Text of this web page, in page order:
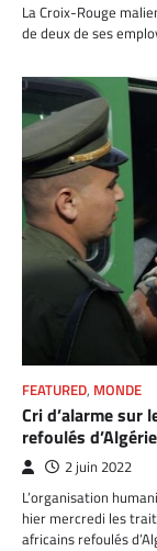
La Croix-Rouge
de deux de ses
FEATURED, MONDE
Cri d’alarme sur
refoulés
2 juin 2022
L’organisation
hier mercredi les
africains refoulés